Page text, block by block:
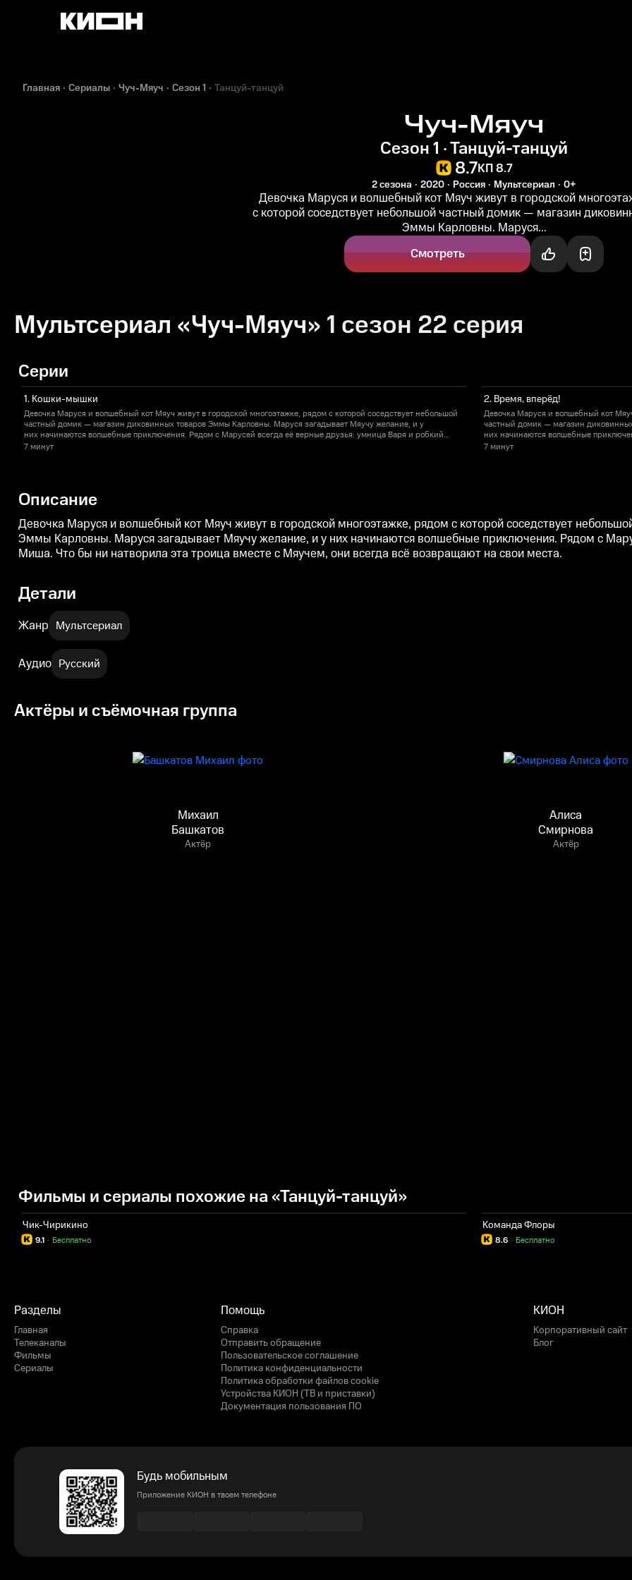
Главная Сериалы Чуч-Мяуч Сезон 1 Танцуй-танцуй
Чуч-Мяуч
Сезон 1 · Танцуй-танцуй
8.7КП 8.7
2 сезона 2020 Россия Мультсериал 0+
Девочка Маруся и волшебный кот Мяуч живут в городской
с которой соседствует небольшой частный домик — магазин
Эммы Карловны. Маруся...
Смотреть
Мультсериал «Чуч-Мяуч» 1 сезон 22 серия
Серии
1. Кошки-мышки
Девочка Маруся и волшебный кот Мяуч живут в городской многоэтажке, рядом с которой соседствует небольшой
частный домик — магазин диковинных товаров Эммы Карловны. Маруся загадывает Мяучу желание, и у
них начинаются волшебные приключения. Рядом с Марусей всегда её верные друзья: умница Варя и робкий
Миша. Что бы ни натворила эта троица вместе с Мяучем, они всегда всё возвращают на свои места.
7 минут
2. Время, вперёд!
Девочка Маруся и волшебный кот
частный домик — магазин
них начинаются волшебные
Миша. Что бы ни натворила эта
7 минут
Описание
Девочка Маруся и волшебный кот Мяуч живут в городской многоэтажке, рядом с которой соседствует
Эммы Карловны. Маруся загадывает Мяучу желание, и у них начинаются волшебные приключения. Рядом с
Миша. Что бы ни натворила эта троица вместе с Мяучем, они всегда всё возвращают на свои места.
Детали
Жанр Мультсериал
Аудио Русский
Актёры и съёмочная группа
Михаил
Башкатов
Актёр
Алиса
Смирнова
Актёр
Фильмы и сериалы похожие на «Танцуй-танцуй»
Чик-Чирикино
9.1 Бесплатно
·
Команда Флоры
8.6 Бесплатно
·
Разделы
Главная
Телеканалы
Фильмы
Сериалы
Помощь
Справка
Отправить обращение
Пользовательское соглашение
Политика конфиденциальности
Политика обработки файлов cookie
Устройства КИОН (ТВ и приставки)
Документация пользования ПО
КИОН
Корпоративный сайт
Блог
Будь мобильным
Приложение КИОН в твоем телефоне